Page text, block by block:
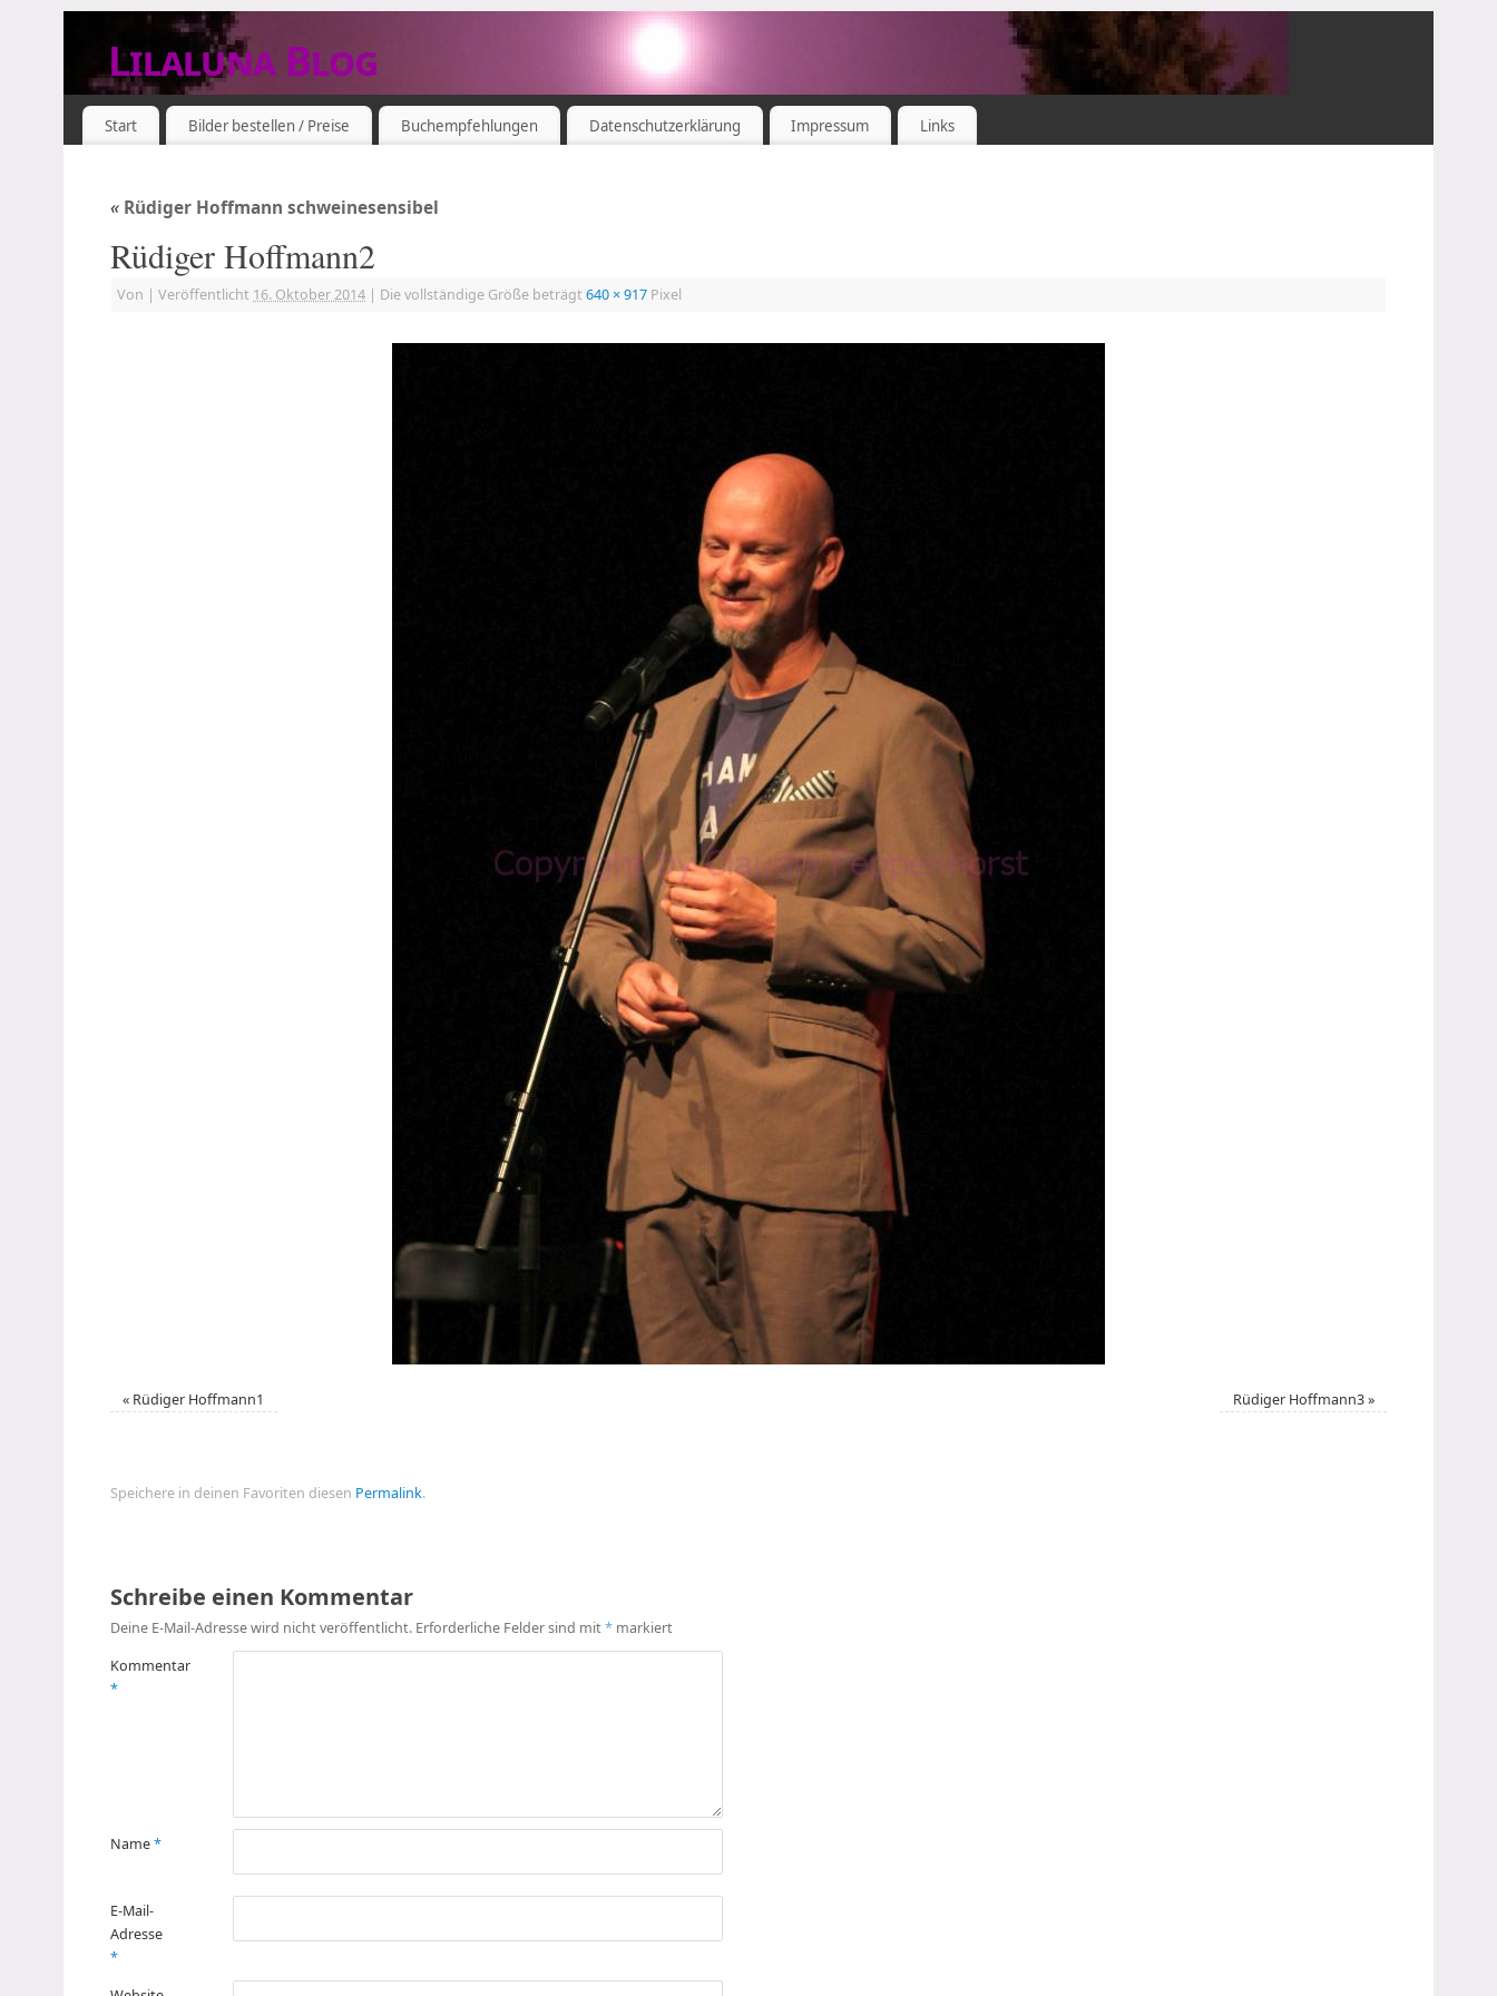
Lilaluna Blog
DAS JETZT IST SCHON VERGANGENHEIT
Start Bilder bestellen / Preise Buchempfehlungen Datenschutzerklärung Impressum Links
« Rüdiger Hoffmann schweinesensibel
Rüdiger Hoffmann2
Von | Veröffentlicht 16. Oktober 2014 | Die vollständige Größe beträgt 640 × 917 Pixel
« Rüdiger Hoffmann1 Rüdiger Hoffmann3»
Speichere in deinen Favoriten diesen Permalink.
Schreibe einen Kommentar
Deine E-Mail-Adresse wird nicht veröffentlicht. Erforderliche Felder sind mit* markiert
Kommentar
*
Name*
E-Mail-
Adresse
*